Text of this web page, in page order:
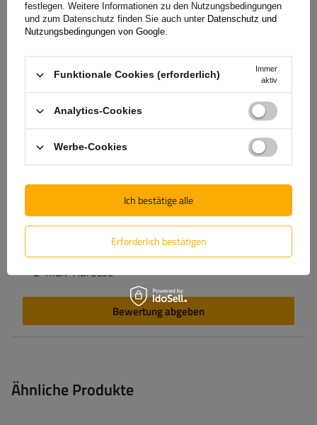
5/5
Produktfoto hinzufügen:
E-Mail-Adresse
Bewertung abgeben
Ähnliche Produkte
festlegen. Weitere Informationen zu den Nutzungsbedingungen
und zum Datenschutz finden Sie auch unter Datenschutz und
Nutzungsbedingungen von Google.
Funktionale Cookies (erforderlich)
Immer
aktiv
Analytics-Cookies
Werbe-Cookies
Erforderlich bestätigen
Ich bestätige alle